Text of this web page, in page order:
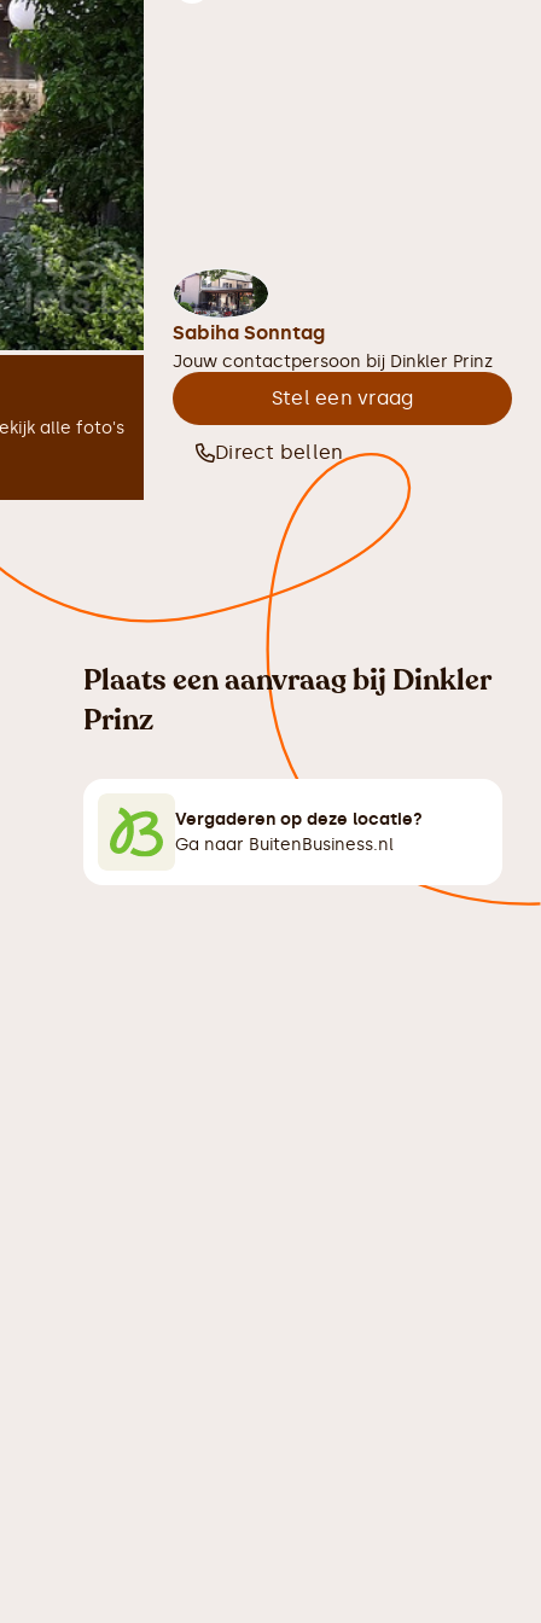
alle foto's
Sabiha Sonntag
Jouw contactpersoon bij Dinkler Prinz
Stel een vraag
Direct bellen
Plaats een aanvraag bij Dinkler
Prinz
Vergaderen op deze locatie?
Ga naar BuitenBusiness.nl